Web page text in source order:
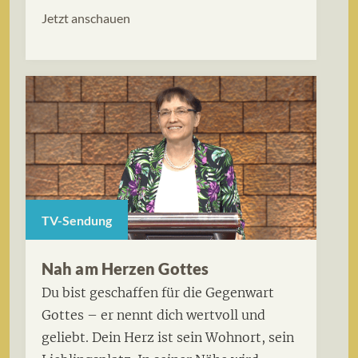
Jetzt anschauen
TV-Sendung
Nah am Herzen Gottes
Du bist geschaffen für die Gegenwart
Gottes – er nennt dich wertvoll und
geliebt. Dein Herz ist sein Wohnort, sein